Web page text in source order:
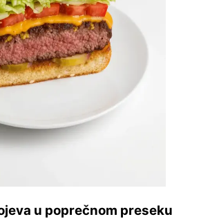
u poprečnom preseku